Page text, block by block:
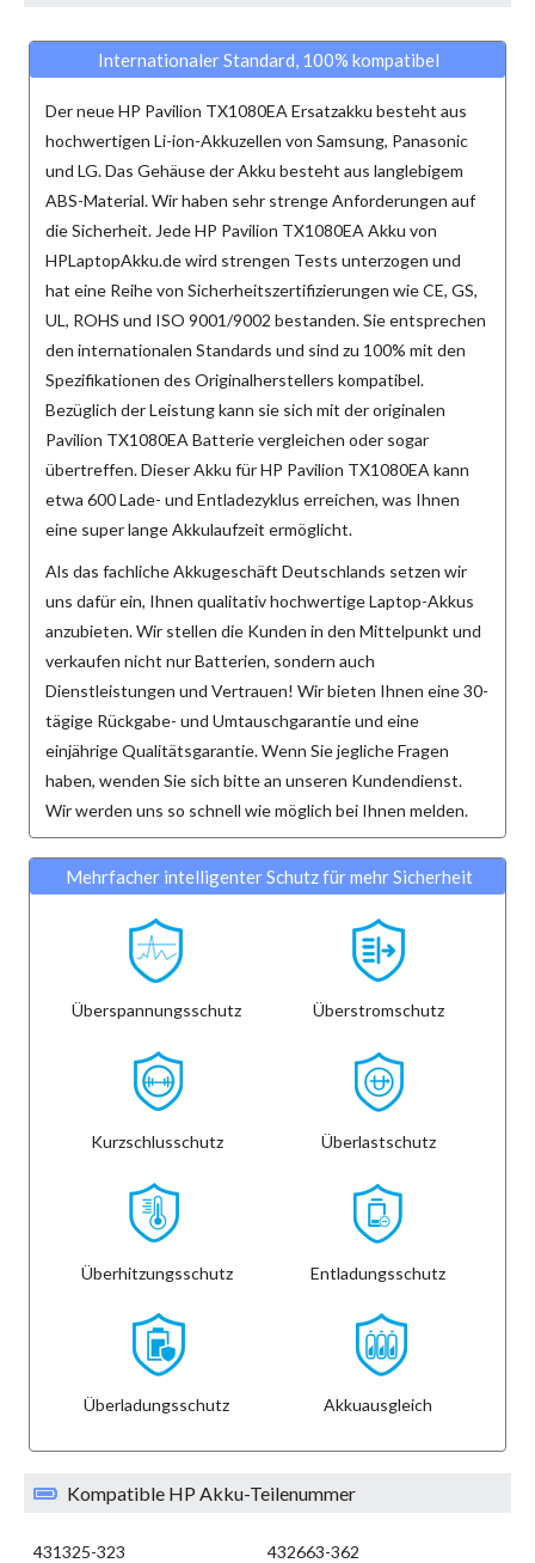
Internationaler Standard, 100% kompatibel
Der neueHP Pavilion TX1080EA Ersatzakku besteht aus
hochwertigen Li-ion-Akkuzellen von Samsung, Panasonic
und LG. Das Gehäuse der Akku besteht aus langlebigem
ABS-Material. Wir haben sehr strenge Anforderungen auf
die Sicherheit. JedeHP Pavilion TX1080EA Akku von
HPLaptopAkku.de wird strengen Tests unterzogen und
hat eine Reihe von Sicherheitszertifizierungen wie CE, GS,
UL, ROHS und ISO 9001/9002 bestanden. Sie entsprechen
den internationalen Standards und sind zu 100% mit den
Spezifikationen des Originalherstellers kompatibel.
Bezüglich der Leistung kann sie sich mit der originalen
Pavilion TX1080EA Batterie vergleichen oder sogar
übertreffen. DieserAkku für HP Pavilion TX1080EA kann
etwa 600 Lade- und Entladezyklus erreichen, was Ihnen
eine super lange Akkulaufzeit ermöglicht.
Als das fachliche Akkugeschäft Deutschlands setzen wir
uns dafür ein, Ihnen qualitativ hochwertige Laptop-Akkus
anzubieten. Wir stellen die Kunden in den Mittelpunkt und
verkaufen nicht nur Batterien, sondern auch
Dienstleistungen und Vertrauen! Wir bieten Ihnen eine 30-
tägige Rückgabe- und Umtauschgarantie und eine
einjährige Qualitätsgarantie. Wenn Sie jegliche Fragen
haben, wenden Sie sich bitte an unseren Kundendienst.
Wir werden uns so schnell wie möglich bei Ihnen melden.
Mehrfacher intelligenter Schutz für mehr Sicherheit
Überspannungsschutz Überstromschutz
Kurzschlusschutz Überlastschutz
Überhitzungsschutz Entladungsschutz
Überladungsschutz Akkuausgleich
Kompatible HP Akku-Teilenummer
431325-323 432663-362